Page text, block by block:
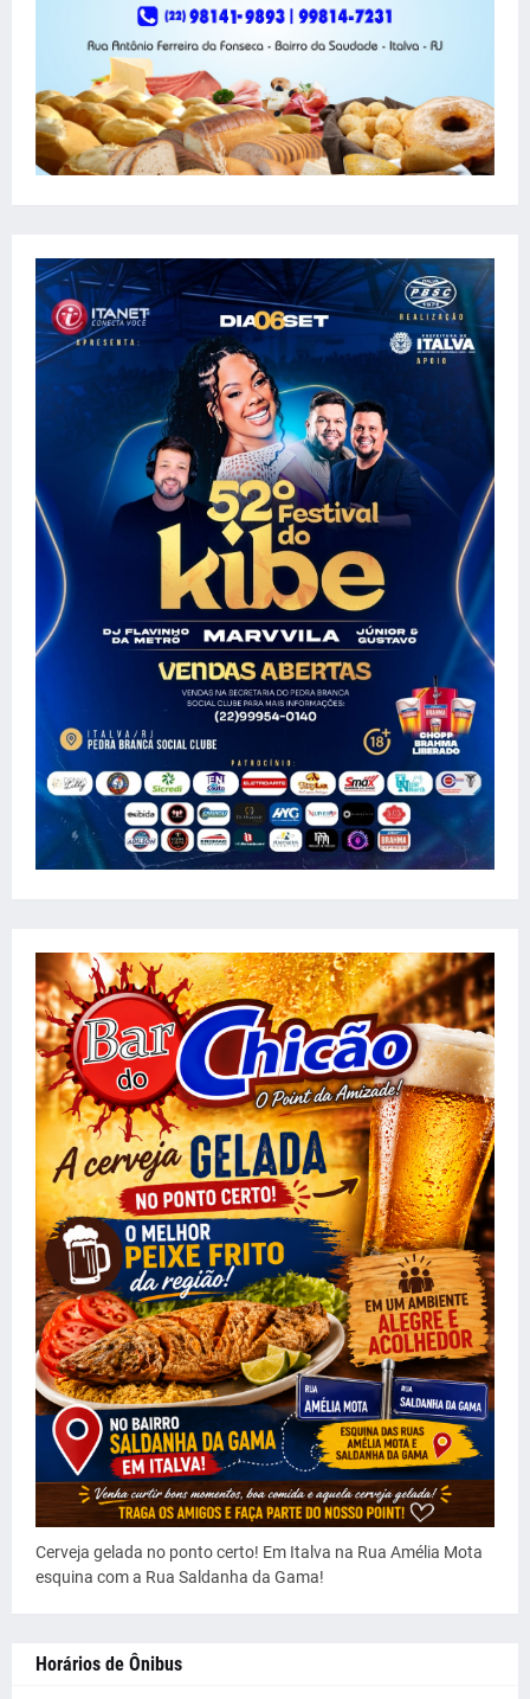
Cerveja gelada no ponto certo! Em Italva na Rua Amélia Mota
esquina com a Rua Saldanha da Gama!
Horários de Ônibus